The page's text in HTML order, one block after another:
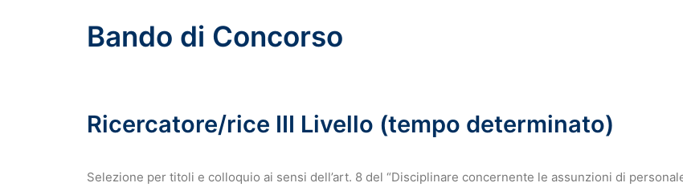
Bando di Concorso
Ricercatore/rice III Livello (tempo determinato)
Selezione per titoli e colloquio ai sensi dell’art. 8 del “Disciplinare concernente le assunzioni di